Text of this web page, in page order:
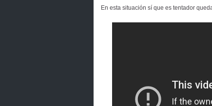
En esta situación sí que es tentador